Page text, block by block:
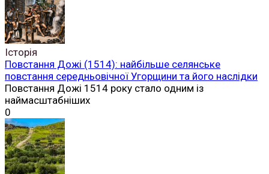
Історія
Повстання Дожі (1514): найбільше селянське
повстання середньовічної Угорщини та його наслідки
Повстання Дожі 1514 року стало одним із
наймасштабніших
0